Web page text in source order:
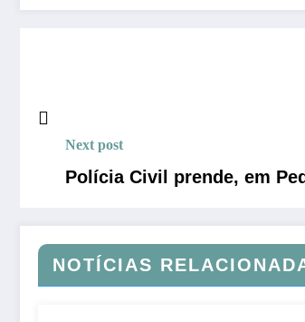
Next post
Polícia Civil prende, em
NOTÍCIAS